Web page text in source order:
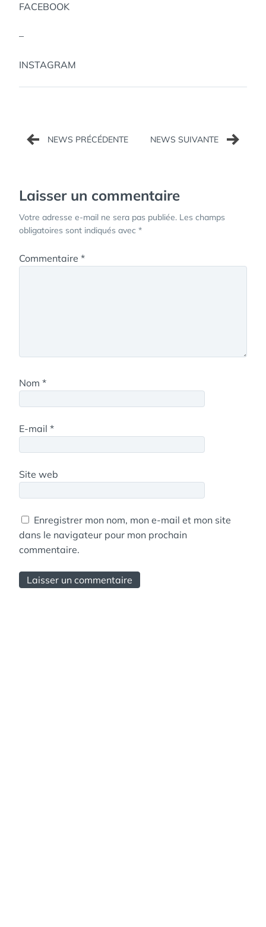
FACEBOOK
–
INSTAGRAM
Navigation
de
Laisser un commentaire
Votre adresse e-mail ne sera pas publiée. Les champs
obligatoires sont indiqués avec *
Commentaire *
Nom *
E-mail *
Site web
Enregistrer mon nom, mon e-mail et mon site
dans le navigateur pour mon prochain
commentaire.